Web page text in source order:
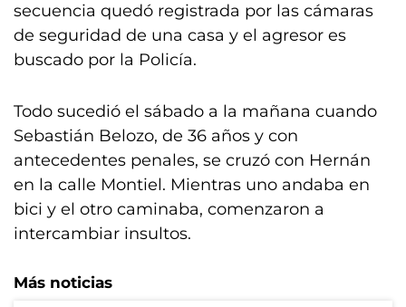
secuencia quedó registrada por las cámaras
de seguridad de una casa y el agresor es
buscado por la Policía.
Todo sucedió el sábado a la mañana cuando
Sebastián Belozo, de 36 años y con
antecedentes penales, se cruzó con Hernán
en la calle Montiel. Mientras uno andaba en
bici y el otro caminaba, comenzaron a
intercambiar insultos.
Más noticias